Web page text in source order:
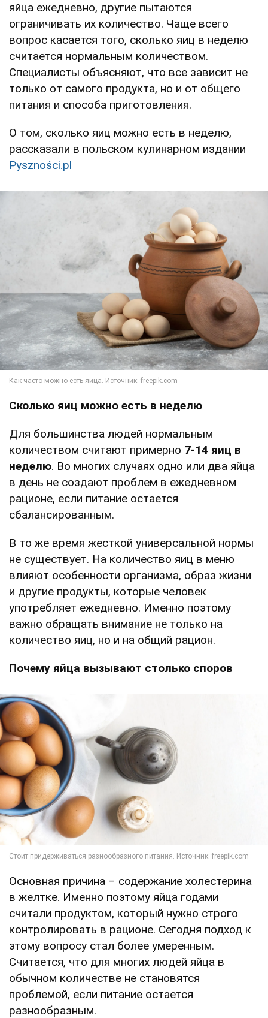
яйца ежедневно, другие пытаются
ограничивать их количество. Чаще всего
вопрос касается того, сколько яиц в неделю
считается нормальным количеством.
Специалисты объясняют, что все зависит не
только от самого продукта, но и от общего
питания и способа приготовления.
О том, сколько яиц можно есть в неделю,
рассказали в польском кулинарном издании
Pyszności.pl
Сколько яиц можно есть в неделю
Для большинства людей нормальным
количеством считают примерно 7-14 яиц в
неделю. Во многих случаях одно или два яйца
в день не создают проблем в ежедневном
рационе, если питание остается
сбалансированным.
В то же время жесткой универсальной нормы
не существует. На количество яиц в меню
влияют особенности организма, образ жизни
и другие продукты, которые человек
употребляет ежедневно. Именно поэтому
важно обращать внимание не только на
количество яиц, но и на общий рацион.
Почему яйца вызывают столько споров
Основная причина – содержание холестерина
в желтке. Именно поэтому яйца годами
считали продуктом, который нужно строго
контролировать в рационе. Сегодня подход к
этому вопросу стал более умеренным.
Считается, что для многих людей яйца в
обычном количестве не становятся
проблемой, если питание остается
разнообразным.